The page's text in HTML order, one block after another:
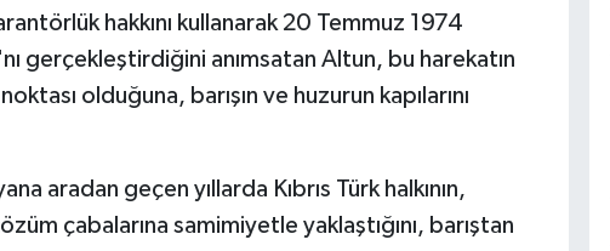
hakkını kullanarak 20 Temmuz 1974
gerçekleştirdiğini anımsatan Altun, bu harekatın
olduğuna, barışın ve huzurun kapılarını
aradan geçen yıllarda Kıbrıs Türk halkının,
çabalarına samimiyetle yaklaştığını, barıştan